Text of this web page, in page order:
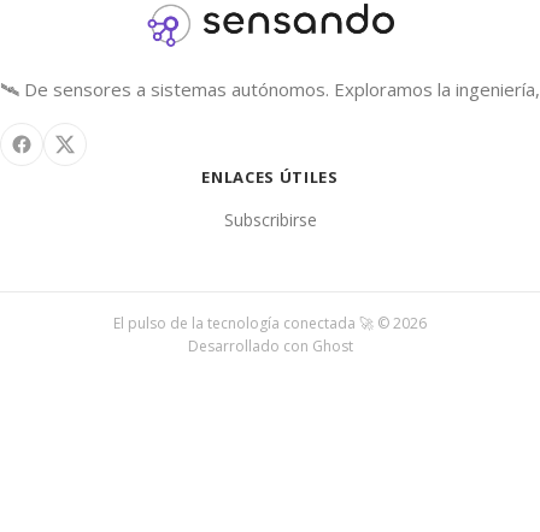
🛰️ De sensores a sistemas autónomos. Exploramos la
ENLACES ÚTILES
Subscribirse
El pulso de la tecnología conectada 🚀 © 2026
Desarrollado con Ghost